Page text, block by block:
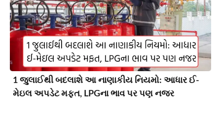
1 જુલાઈથી બદલાશે આ નાણાકીય નિયમો: આધાર ઈ-
મેઇલ અપડેટ મફત, LPGના ભાવ પર પણ નજર